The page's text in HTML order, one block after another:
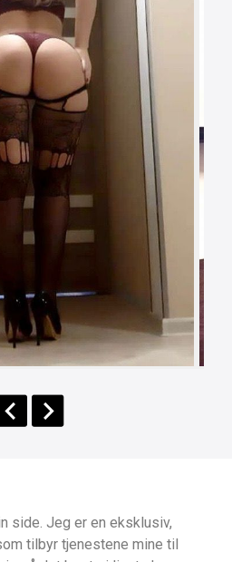
side. Jeg er en eksklusiv,
tilbyr tjenestene mine til